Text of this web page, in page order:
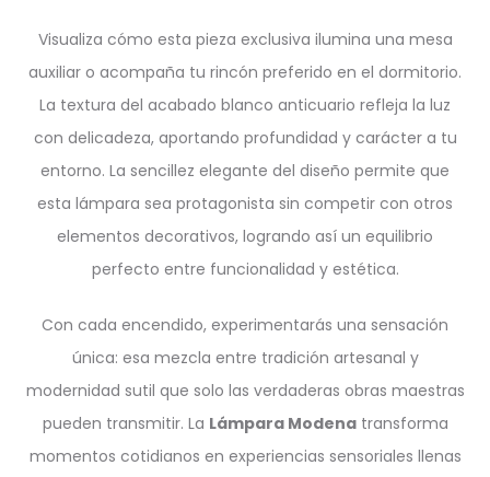
Visualiza cómo esta pieza exclusiva ilumina una mesa
auxiliar o acompaña tu rincón preferido en el dormitorio.
La textura del acabado blanco anticuario refleja la luz
con delicadeza, aportando profundidad y carácter a tu
entorno. La sencillez elegante del diseño permite que
esta lámpara sea protagonista sin competir con otros
elementos decorativos, logrando así un equilibrio
perfecto entre funcionalidad y estética.
Con cada encendido, experimentarás una sensación
única: esa mezcla entre tradición artesanal y
modernidad sutil que solo las verdaderas obras maestras
pueden transmitir. La Lámpara Modenatransforma
momentos cotidianos en experiencias sensoriales llenas